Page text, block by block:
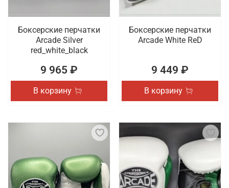
Боксерские перчатки
Arcade Silver
red_white_black
9 965 ₽
В корзину
Боксерские перчатки
Arcade White ReD
9 449 ₽
В корзину